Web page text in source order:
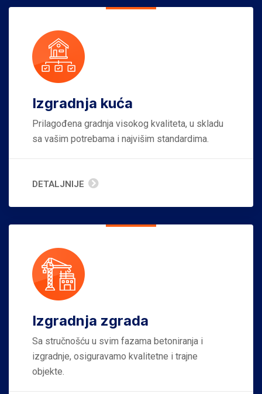
Izgradnja kuća
Prilagođena gradnja visokog kvaliteta, u skladu
sa vašim potrebama i najvišim standardima.
DETALJNIJE
Izgradnja zgrada
Sa stručnošću u svim fazama betoniranja i
izgradnje, osiguravamo kvalitetne i trajne
objekte.